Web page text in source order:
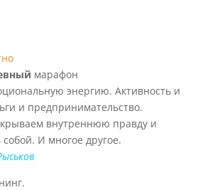
марафон
энергию. Активность и
и предпринимательство.
внутреннюю правду и
И многое другое.